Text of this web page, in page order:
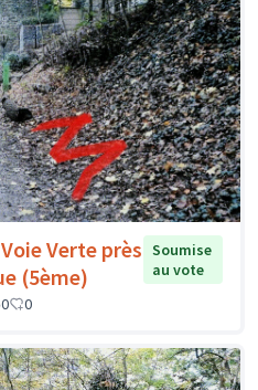
Verte près
(5ème)
Soumise
au vote
0 0